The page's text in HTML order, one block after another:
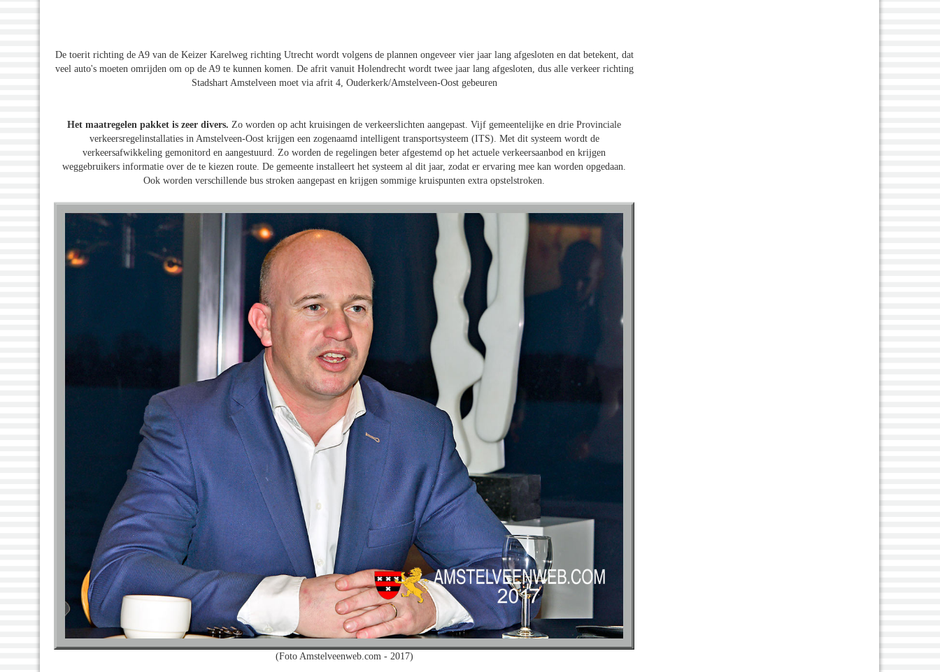
De toerit richting de A9 van de Keizer Karelweg richting Utrecht wordt volgens de plannen ongeveer vier jaar lang afgesloten en dat betekent, dat
veel auto's moeten omrijden om op de A9 te kunnen komen. De afrit vanuit Holendrecht wordt twee jaar lang afgesloten, dus alle verkeer richting
Stadshart Amstelveen moet via afrit 4, Ouderkerk/Amstelveen-Oost gebeuren
Het maatregelen pakket is zeer divers. Zo worden op acht kruisingen de verkeerslichten aangepast. Vijf gemeentelijke en drie Provinciale
verkeersregelinstallaties in Amstelveen-Oost krijgen een zogenaamd intelligent transportsysteem (ITS). Met dit systeem wordt de
verkeersafwikkeling gemonitord en aangestuurd. Zo worden de regelingen beter afgestemd op het actuele verkeersaanbod en krijgen
weggebruikers informatie over de te kiezen route. De gemeente installeert het systeem al dit jaar, zodat er ervaring mee kan worden opgedaan.
Ook worden verschillende bus stroken aangepast en krijgen sommige kruispunten extra opstelstroken.
(Foto Amstelveenweb.com - 2017)